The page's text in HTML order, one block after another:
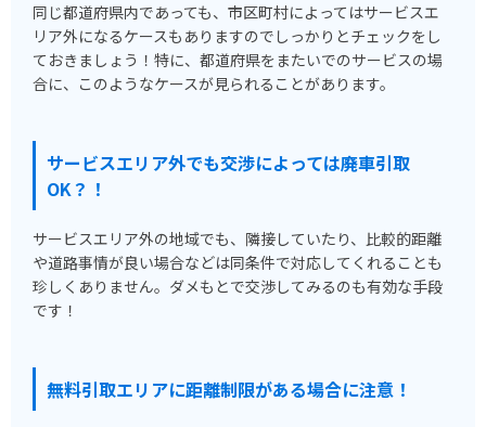
同じ都道府県内であっても、市区町村によってはサービスエ
リア外になるケースもありますのでしっかりとチェックをし
ておきましょう！特に、都道府県をまたいでのサービスの場
合に、このようなケースが見られることがあります。
サービスエリア外でも交渉によっては廃車引取
OK？！
サービスエリア外の地域でも、隣接していたり、比較的距離
や道路事情が良い場合などは同条件で対応してくれることも
珍しくありません。ダメもとで交渉してみるのも有効な手段
です！
無料引取エリアに距離制限がある場合に注意！